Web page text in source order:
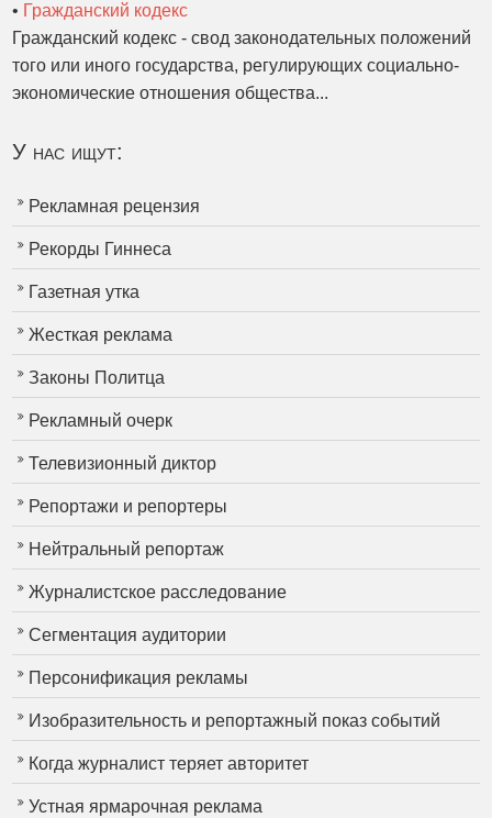
• Гражданский кодекс
Гражданский кодекс - свод законодательных положений
того или иного государства, регулирующих социально-
экономические отношения общества...
У нас ищут:
Рекламная рецензия
Рекорды Гиннеса
Газетная утка
Жесткая реклама
Законы Политца
Рекламный очерк
Телевизионный диктор
Репортажи и репортеры
Нейтральный репортаж
Журналистское расследование
Сегментация аудитории
Персонификация рекламы
Изобразительность и репортажный показ событий
Когда журналист теряет авторитет
Устная ярмарочная реклама